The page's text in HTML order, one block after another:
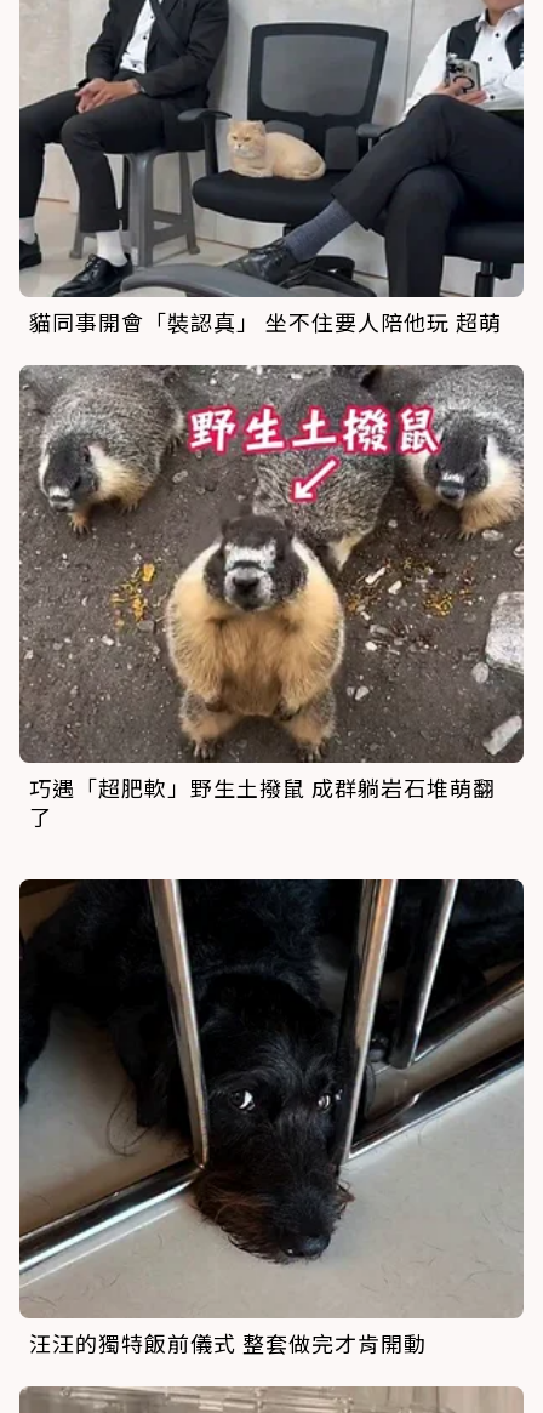
貓同事開會「裝認真」 坐不住要人陪他玩 超萌
巧遇「超肥軟」野生土撥鼠 成群躺岩石堆萌翻
了
汪汪的獨特飯前儀式 整套做完才肯開動